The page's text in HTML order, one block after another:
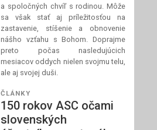
a spoločných chvíľ s rodinou. Môže
sa však stať aj príležitosťou na
zastavenie, stíšenie a obnovenie
nášho vzťahu s Bohom. Doprajme
preto počas nasledujúcich
mesiacov oddych nielen svojmu telu,
ale aj svojej duši.
ČLÁNKY
150 rokov ASC očami
slovenských